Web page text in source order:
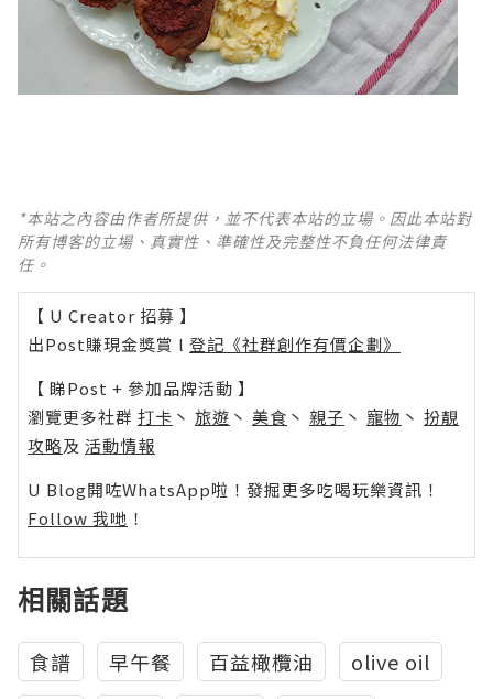
*本站之內容由作者所提供，並不代表本站的立場。因此本站對
所有博客的立場、真實性、準確性及完整性不負任何法律責
任。
【 U Creator 招募 】
出Post賺現金獎賞 l 登記《社群創作有價企劃》
【 睇Post + 參加品牌活動 】
瀏覽更多社群 打卡 丶 旅遊 丶 美食 丶 親子 丶 寵物 丶 扮靚
攻略及 活動情報
U Blog開咗WhatsApp啦！發掘更多吃喝玩樂資訊！
Follow 我哋 ！
相關話題
食譜 早午餐 百益橄欖油
olive oil